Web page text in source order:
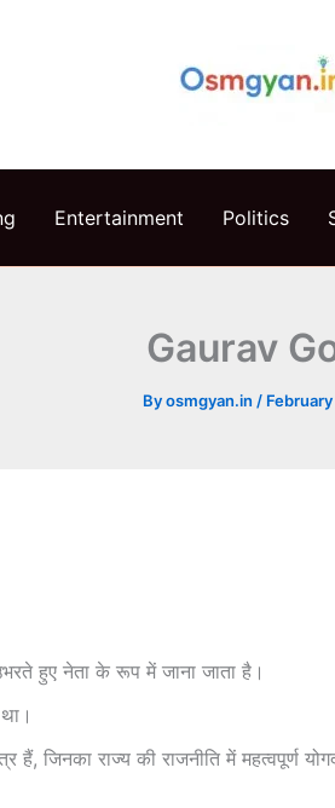
Entertainment Politics
Gaurav
Byosmgyan.in /
हुए नेता के रूप में जाना जाता है।
जिनका राज्य की राजनीति में महत्वपूर्ण